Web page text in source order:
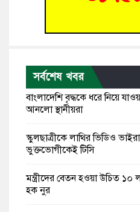
সর্বশেষ খবর
বাংলাদেশি বৃদ্ধকে ধরে নিয়ে
আনলো স্থানীয়রা
স্কুলছাত্রীকে লাথির ভিডিও
ভুক্তভোগীকেই টিসি
মন্ত্রীদের বেতন হওয়া উচিত
হক নুর